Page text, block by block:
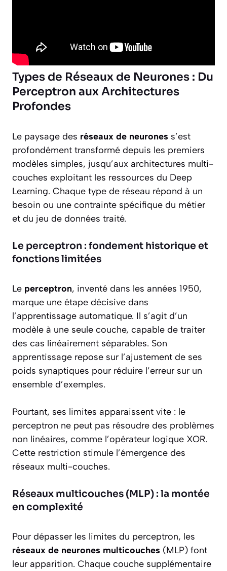
Types de Réseaux de Neurones : Du
Perceptron aux Architectures
Profondes
Le paysage des réseaux de neurones s’est
profondément transformé depuis les premiers
modèles simples, jusqu’aux architectures multi-
couches exploitant les ressources du Deep
Learning. Chaque type de réseau répond à un
besoin ou une contrainte spécifique du métier
et du jeu de données traité.
Le perceptron : fondement historique et
fonctions limitées
Le perceptron, inventé dans les années 1950,
marque une étape décisive dans
l’apprentissage automatique. Il s’agit d’un
modèle à une seule couche, capable de traiter
des cas linéairement séparables. Son
apprentissage repose sur l’ajustement de ses
poids synaptiques pour réduire l’erreur sur un
ensemble d’exemples.
Pourtant, ses limites apparaissent vite : le
perceptron ne peut pas résoudre des problèmes
non linéaires, comme l’opérateur logique XOR.
Cette restriction stimule l’émergence des
réseaux multi-couches.
Réseaux multicouches (MLP) : la montée
en complexité
Pour dépasser les limites du perceptron, les
réseaux de neurones multicouches (MLP) font
leur apparition. Chaque couche supplémentaire